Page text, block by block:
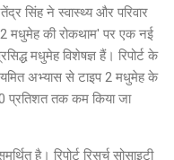
सिंह ने स्वास्थ्य और परिवार
मधुमेह की रोकथाम' पर एक नई
मधुमेह विशेषज्ञ हैं। रिपोर्ट के
अभ्यास से टाइप 2 मधुमेह के
प्रतिशत तक कम किया जा
है। रिपोर्ट रिसर्च सोसाइटी